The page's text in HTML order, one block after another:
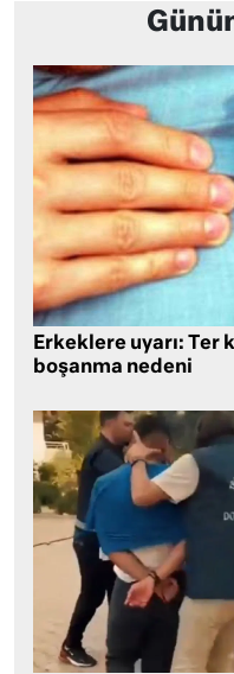
Erkeklere uyarı: Ter
boşanma nedeni